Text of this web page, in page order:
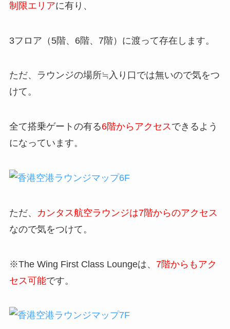
制限エリアに有り、
3フロア（5階、6階、7階）に渡って存在します。
ただ、ラウンジの場所≒入り口では無いので気をつ
けて。
全て搭乗ゲートの有る6階からアクセスできるよう
になっています。
ただ、
カンタス航空ラウンジは7階からのアクセス
なので気をつけて。
※The Wing First Class Loungeは、 7階からもアク
セス可能です。